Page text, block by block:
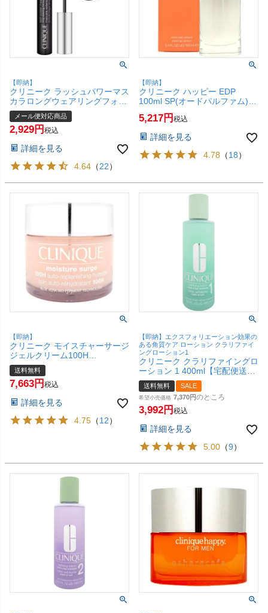
【即納】
クリニーク ラッシュパワーマス
カラロングウェアリングフォー
ミュラ #01ブラックオニキス
【メール便対応商品】【SBT】
メール便対応商品
2,929 税込
詳細を見る
4.64 （22）
【即納】
クリニーク ハッピー EDP
100ml SP(オードパルファム)
【香水】【SBT】
5,217 税込
詳細を見る
4.78 （18）
【即納】
クリニーク モイスチャーサージ
ジェルクリーム100H
200ml【宅配便送料無料】
(6044115)
送料無料
7,663 税込
詳細を見る
4.75 （12）
【即納】エクスフォリエーション効果の
ある角質ケア ローション クラリファイ
ングローション1
クリニーク クラリファイングロ
ーション 1 400ml【宅配便送料
無料】(5000693)
送料無料 SALE
希望小売価格 7,370 のところ
3,992 税込
詳細を見る
5.00 （9）